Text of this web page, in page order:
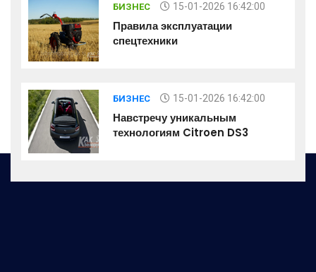
БИЗНЕС 15-01-2026 16:42:00
Правила эксплуатации
спецтехники
БИЗНЕС 15-01-2026 16:42:00
Навстречу уникальным
технологиям Citroen DS3